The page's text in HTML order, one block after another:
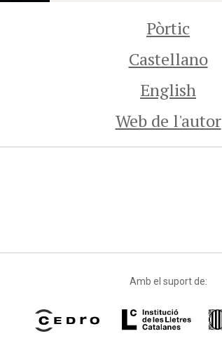
Pòrtic
Castellano
English
Web de l'autor
Amb el suport de: